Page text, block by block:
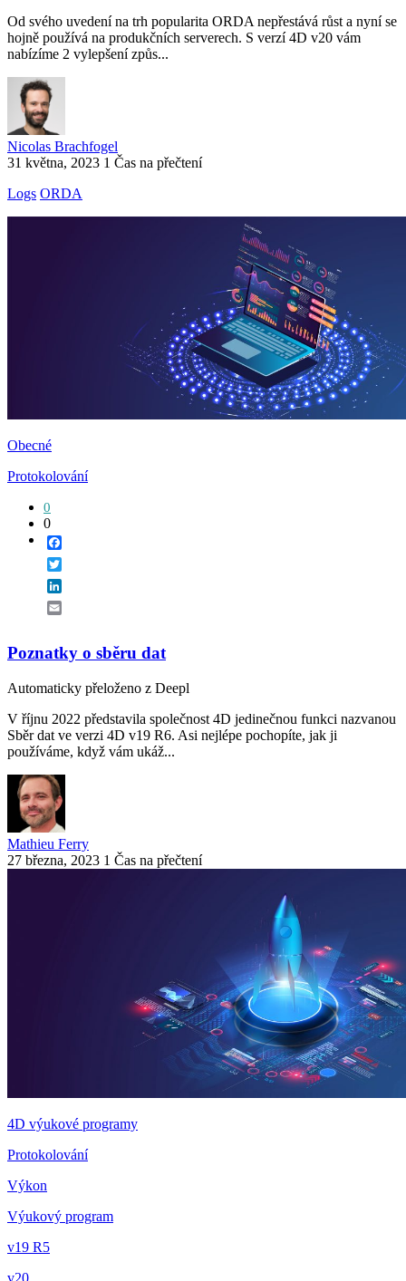
Od svého uvedení na trh popularita ORDA nepřestává růst a nyní se
hojně používá na produkčních serverech. S verzí 4D v20 vám
nabízíme 2 vylepšení způs...
Nicolas Brachfogel
31 května, 2023 1 Čas na přečtení
Logs ORDA
Obecné
Protokolování
0
0
Poznatky o sběru dat
Automaticky přeloženo z Deepl
V říjnu 2022 představila společnost 4D jedinečnou funkci nazvanou
Sběr dat ve verzi 4D v19 R6. Asi nejlépe pochopíte, jak ji
používáme, když vám ukáž...
Mathieu Ferry
27 března, 2023 1 Čas na přečtení
4D výukové programy
Protokolování
Výkon
Výukový program
v19 R5
v20